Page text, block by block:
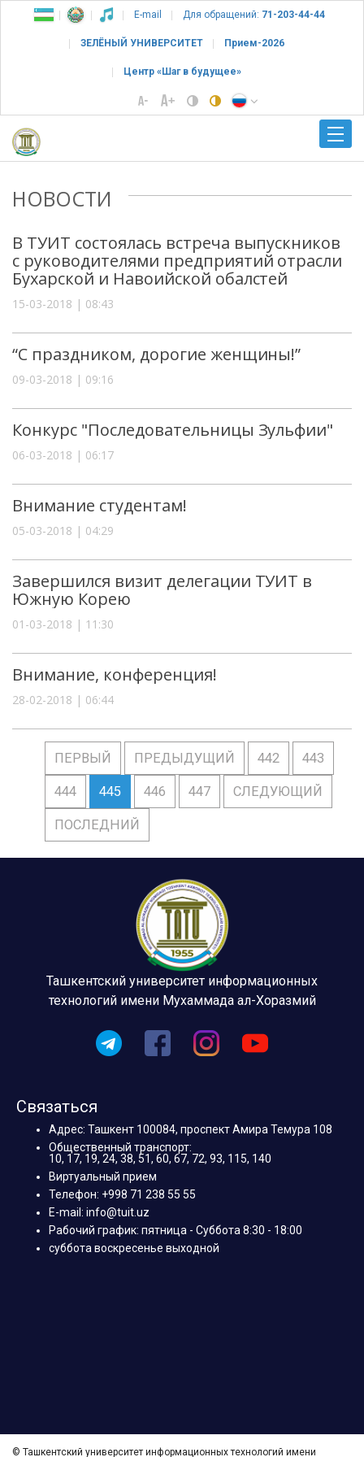
E-mail Для обращений: 71-203-44-44
ЗЕЛЁНЫЙ УНИВЕРСИТЕТ Прием-2026
Центр «Шаг в будущее»
НОВОСТИ
В ТУИТ состоялась встреча выпускников
с руководителями предприятий отрасли
Бухарской и Навоийской обалстей
15-03-2018 | 08:43
“С праздником, дорогие женщины!”
09-03-2018 | 09:16
Конкурс "Последовательницы Зульфии"
06-03-2018 | 06:17
Внимание студентам!
05-03-2018 | 04:29
Завершился визит делегации ТУИТ в
Южную Корею
01-03-2018 | 11:30
Внимание, конференция!
28-02-2018 | 06:44
ПЕРВЫЙ ПРЕДЫДУЩИЙ 442 443
444 445 446 447 СЛЕДУЮЩИЙ
ПОСЛЕДНИЙ
Ташкентский университет информационных
технологий имени Мухаммада ал-Хоразмий
Связаться
Адрес: Ташкент 100084, проспект Амира Темура 108
Общественный транспорт:
10, 17, 19, 24, 38, 51, 60, 67, 72, 93, 115, 140
Виртуальный прием
Телефон: +998 71 238 55 55
E-mail: info@tuit.uz
Рабочий график: пятница - Суббота 8:30 - 18:00
суббота воскресенье выходной
© Ташкентский университет информационных технологий имени